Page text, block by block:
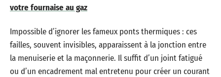
votre fournaise au gaz
Impossible d’ignorer les fameux ponts thermiques : ces
failles, souvent invisibles, apparaissent à la jonction entre
la menuiserie et la maçonnerie. Il suffit d’un joint fatigué
ou d’un encadrement mal entretenu pour créer un courant